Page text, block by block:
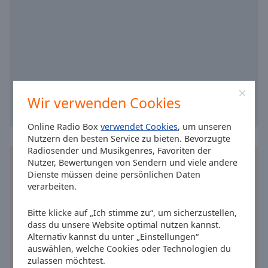
Wir verwenden Cookies
Online Radio Boxverwendet Cookies, um unseren
Nutzern den besten Service zu bieten. Bevorzugte
Radiosender und Musikgenres, Favoriten der
Nutzer, Bewertungen von Sendern und viele andere
Dienste müssen deine persönlichen Daten
verarbeiten.
Bitte klicke auf „Ich stimme zu“, um sicherzustellen,
dass du unsere Website optimal nutzen kannst.
Alternativ kannst du unter „Einstellungen“
auswählen, welche Cookies oder Technologien du
zulassen möchtest.
Installieren Sie gratisGratisappauf Ihrem
Smartphone die Online Radio Box-App und hören
Sie Ihr Lieblingsradio online an, wo Sie immer
andere Optionen